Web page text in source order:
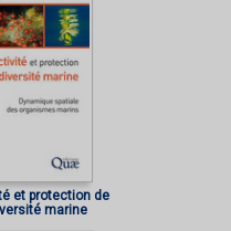
et protection de
marine